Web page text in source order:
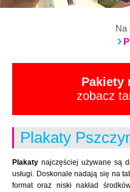
Na
Pakiety
zobacz
Plakaty
Plakaty najczęściej używane są
usługi. Doskonale nadają się na
format oraz niski nakład